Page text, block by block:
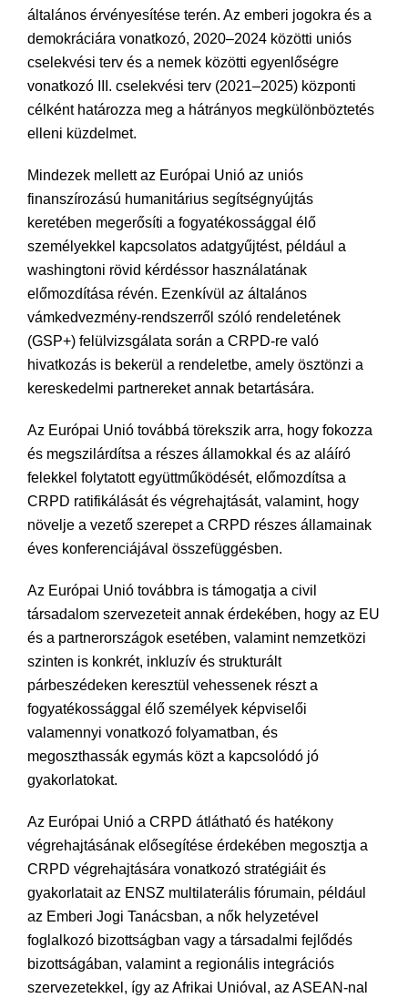
általános érvényesítése terén. Az emberi jogokra és a
demokráciára vonatkozó, 2020–2024 közötti uniós
cselekvési terv és a nemek közötti egyenlőségre
vonatkozó III. cselekvési terv (2021–2025) központi
célként határozza meg a hátrányos megkülönböztetés
elleni küzdelmet.
Mindezek mellett az Európai Unió az uniós
finanszírozású humanitárius segítségnyújtás
keretében megerősíti a fogyatékossággal élő
személyekkel kapcsolatos adatgyűjtést, például a
washingtoni rövid kérdéssor használatának
előmozdítása révén. Ezenkívül az általános
vámkedvezmény-rendszerről szóló rendeletének
(GSP+) felülvizsgálata során a CRPD-re való
hivatkozás is bekerül a rendeletbe, amely ösztönzi a
kereskedelmi partnereket annak betartására.
Az Európai Unió továbbá törekszik arra, hogy fokozza
és megszilárdítsa a részes államokkal és az aláíró
felekkel folytatott együttműködését, előmozdítsa a
CRPD ratifikálását és végrehajtását, valamint, hogy
növelje a vezető szerepet a CRPD részes államainak
éves konferenciájával összefüggésben.
Az Európai Unió továbbra is támogatja a civil
társadalom szervezeteit annak érdekében, hogy az EU
és a partnerországok esetében, valamint nemzetközi
szinten is konkrét, inkluzív és strukturált
párbeszédeken keresztül vehessenek részt a
fogyatékossággal élő személyek képviselői
valamennyi vonatkozó folyamatban, és
megoszthassák egymás közt a kapcsolódó jó
gyakorlatokat.
Az Európai Unió a CRPD átlátható és hatékony
végrehajtásának elősegítése érdekében megosztja a
CRPD végrehajtására vonatkozó stratégiáit és
gyakorlatait az ENSZ multilaterális fórumain, például
az Emberi Jogi Tanácsban, a nők helyzetével
foglalkozó bizottságban vagy a társadalmi fejlődés
bizottságában, valamint a regionális integrációs
szervezetekkel, így az Afrikai Unióval, az ASEAN-nal